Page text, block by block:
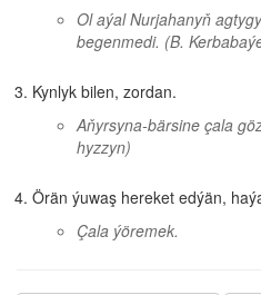
Ol aýal Nurjahanyň
begenmedi. (B.
Kynlyk bilen, zordan.
Aňyrsyna-bärsine çala
hyzzyn)
Örän ýuwaş hereket edýän,
Çala ýöremek.